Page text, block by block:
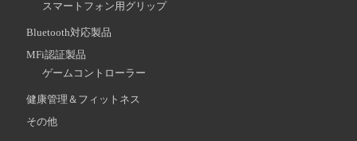
スマートフォン用グリップ
Bluetooth対応製品
MFi認証製品
ゲームコントローラー
健康管理＆フィットネス
その他